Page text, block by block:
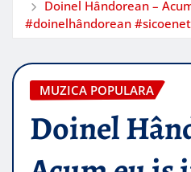
Doinel Hândorean –
#doinelhândorean
MUZICA POPULARA
Doinel